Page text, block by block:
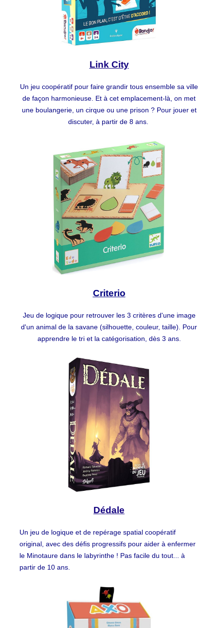
Link City
Un jeu coopératif pour faire grandir tous ensemble sa ville
de façon harmonieuse. Et à cet emplacement-là, on met
une boulangerie, un cirque ou une prison ? Pour jouer et
discuter, à partir de 8 ans.
Criterio
Jeu de logique pour retrouver les 3 critères d'une image
d'un animal de la savane (silhouette, couleur, taille). Pour
apprendre le tri et la catégorisation, dès 3 ans.
Dédale
Un jeu de logique et de repérage spatial coopératif
original, avec des défis progressifs pour aider à enfermer
le Minotaure dans le labyrinthe ! Pas facile du tout... à
partir de 10 ans.